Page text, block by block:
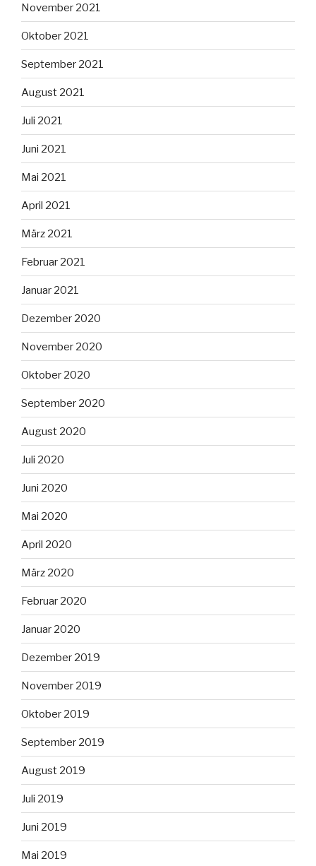
November 2021
Oktober 2021
September 2021
August 2021
Juli 2021
Juni 2021
Mai 2021
April 2021
März 2021
Februar 2021
Januar 2021
Dezember 2020
November 2020
Oktober 2020
September 2020
August 2020
Juli 2020
Juni 2020
Mai 2020
April 2020
März 2020
Februar 2020
Januar 2020
Dezember 2019
November 2019
Oktober 2019
September 2019
August 2019
Juli 2019
Juni 2019
Mai 2019